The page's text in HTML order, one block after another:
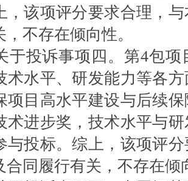
，该项评分要求合理，
，不存在倾向性。
于投诉事项四。第4包
术水平、研发能力等各
项目高水平建设与后续
术进步奖，技术水平与
与投标。综上，该项评
合同履行有关，不存在倾